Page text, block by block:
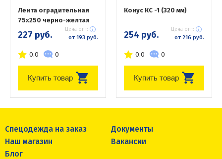
Лента оградительная
75х250 черно-желтая
227 руб. Цена опт:
от 193 руб.
0.0 0
Купить товар
Конус КС -1 (320 мм)
254 руб. Цена опт:
от 216 руб.
0.0 0
Купить товар
Спецодежда на заказ
Документы
Наш магазин
Вакансии
Блог